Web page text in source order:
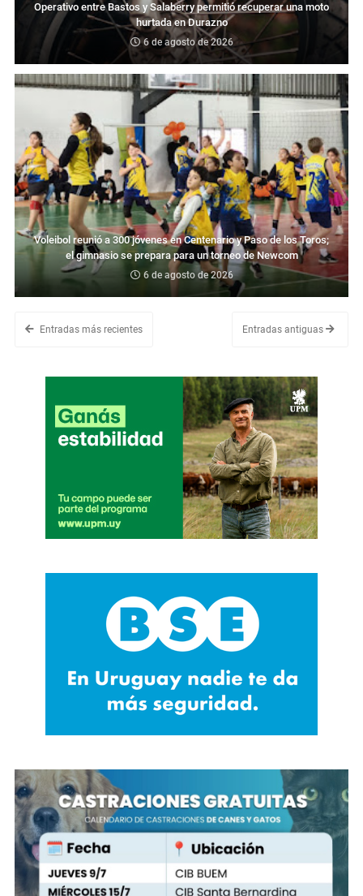
Operativo entre Bastos y Salaberry permitió recuperar una moto
hurtada en Durazno
6 de agosto de 2026
Voleibol reunió a 300 jóvenes en Centenario y Paso de los Toros;
el gimnasio se prepara para un torneo de Newcom
6 de agosto de 2026
Entradas más recientes Entradas antiguas